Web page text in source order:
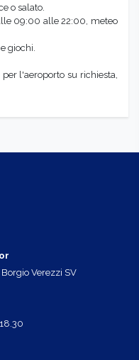
o salato.
09:00 alle 22:00, meteo
giochi.
per l'aeroporto su richiesta,
Verezzi SV